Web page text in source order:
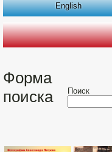
English
Форма
поиска
Поиск